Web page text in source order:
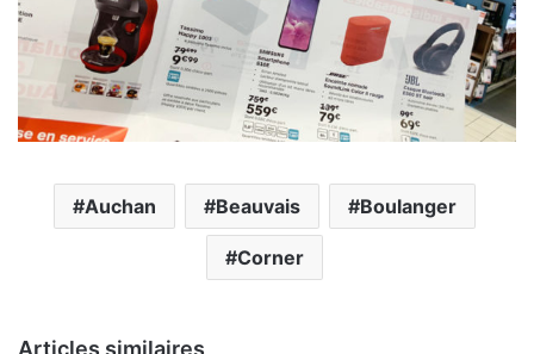
Auchan Beauvais Boulanger
Corner